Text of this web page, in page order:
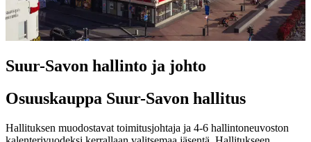
Suur-Savon hallinto ja johto
Osuuskauppa Suur-Savon hallitus
Hallituksen muodostavat toimitusjohtaja ja 4-6 hallintoneuvoston